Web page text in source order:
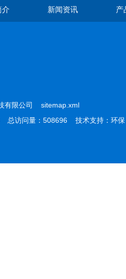
介 新闻资讯 产
有限公司 sitemap.xml
总访问量：508696 技术支持： 环保